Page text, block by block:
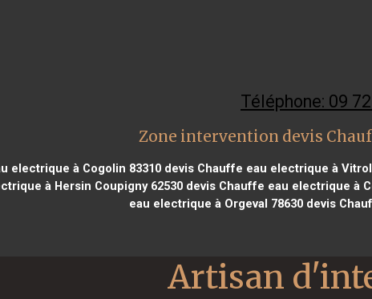
Téléphone: 09
Zone intervention devis
electrique à Cogolin 83310 devis Chauffe eau electrique à
à Hersin Coupigny 62530devis Chauffe eau electrique à
eau electrique à Orgeval 78630devis
Artisan